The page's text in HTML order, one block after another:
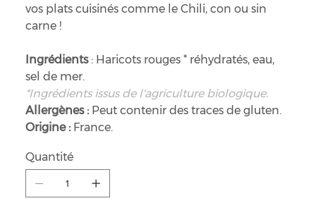
vos plats cuisinés comme le Chili, con ou sin
carne !
Ingrédients : Haricots rouges * réhydratés, eau,
sel de mer.
*Ingrédients issus de l'agriculture biologique.
Allergènes : Peut contenir des traces de gluten.
Origine : France.
Quantité